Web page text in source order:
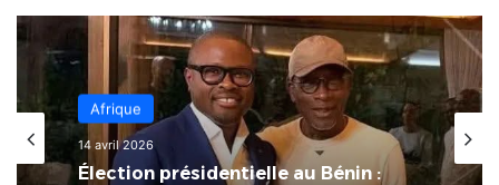
Afrique
Afrique
8 mars 2026
L’Afrique au carrefour des